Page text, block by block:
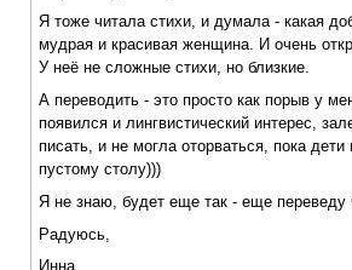
Я тоже читала стихи, и думала - какая
мудрая и красивая женщина. И очень
У неё не сложные стихи, но близкие.
А переводить - это просто как порыв у
появился и лингвистический интерес,
писать, и не могла оторваться, пока
пустому столу)))
Я не знаю, будет еще так - еще переведу
Радуюсь,
Инна